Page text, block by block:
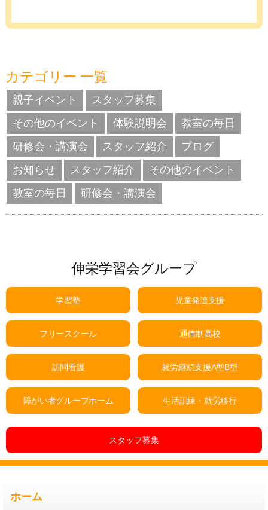
カテゴリー 一覧
親子イベント
スタッフ募集
その他のイベント
体験説明会
教室の毎日
研修会・講演会
スタッフ紹介
ブログ
お知らせ
スタッフ紹介
その他のイベント
教室の毎日
研修会・講演会
伸栄学習会グループ
学習塾 児童発達支援
フリースクール 通信制高校
訪問看護 就労継続支援A型B型
障がい者グループホーム 生活訓練・就労移行
スタッフ募集
ホーム